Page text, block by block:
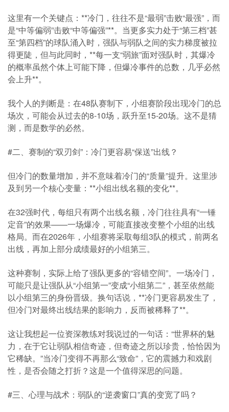
这里有一个关键点：**冷门，往往不是“最弱”击败“最强”，而
是“中等偏弱”击败“中等偏强”**。当更多实力处于“第三档”甚
至“第四档”的球队涌入时，强队与弱队之间的实力梯度被拉
得更陡，但与此同时，**每一支“弱旅”面对强队时，其爆冷
的概率虽然个体上可能下降，但爆冷事件的总数，几乎必然
会上升**。
我个人的判断是：在48队赛制下，小组赛阶段出现冷门的总
场次，可能会从过去的8-10场，跃升至15-20场。这不是猜
测，而是数学的必然。
#二、赛制的“双刃剑”：冷门更容易“保送”出线？
但冷门的数量增加，并不意味着冷门的“质量”提升。这里涉
及到另一个核心变量：**小组出线名额的变化**。
在32强时代，每组只有两个出线名额，冷门往往具有“一锤
定音”的效果——一场爆冷，可能直接改变整个小组的出线
格局。而在2026年，小组赛将采取每组3队的模式，前两名
出线，再加上部分成绩最好的小组第三。
这种赛制，实际上给了强队更多的“容错空间”。一场冷门，
可能只是让强队从“小组第一”变成“小组第二”，甚至依然能
以小组第三的身份晋级。换句话说，**冷门更容易发生了，
但冷门对最终出线结果的影响力，反而被稀释了**。
这让我想起一位资深教练对我说过的一句话：“世界杯的魅
力，在于它让弱队相信奇迹，但奇迹之所以珍贵，恰恰因为
它稀缺。”当冷门变得不再那么“致命”，它的震撼力和戏剧
性，是否会随之打折？这是一个值得深思的问题。
#三、心理与战术：弱队的“逆袭窗口”真的变宽了吗？